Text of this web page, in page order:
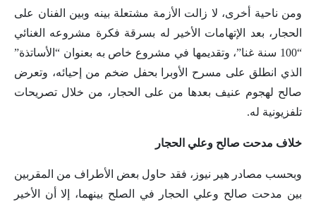
ومن ناحية أخرى، لا زالت الأزمة مشتعلة بينه وبين الفنان على
الحجار، بعد الإتهامات الأخير له بسرقة فكرة مشروعه الغنائي
“100 سنة غنا”، وتقديمها في مشروع خاص به بعنوان “الأساتذة”
الذي انطلق على مسرح الأوبرا بحفل ضخم من إحيائه، وتعرض
صالح لهجوم عنيف بعدها من على الحجار، من خلال تصريحات
تلفزيونية له.
خلاف مدحت صالح وعلي الحجار
وبحسب مصادر هير نيوز، فقد حاول بعض الأطراف من المقربين
بين مدحت صالح وعلي الحجار في الصلح بينهما، إلا أن الأخير